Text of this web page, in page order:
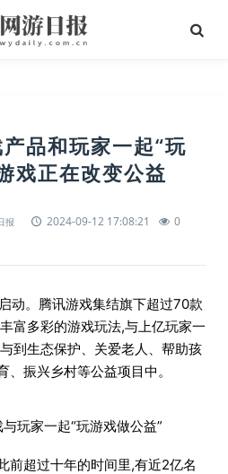
品和玩家一起“玩
戏正在改变公益
报 2024-09-12 17:08:21 0
动。腾讯游戏集结旗下超过70款
富多彩的游戏玩法,与上亿玩家一
到生态保护、关爱老人、帮助孩
振兴乡村等公益项目中。
玩家一起“玩游戏做公益”
前超过十年的时间里,有近2亿名